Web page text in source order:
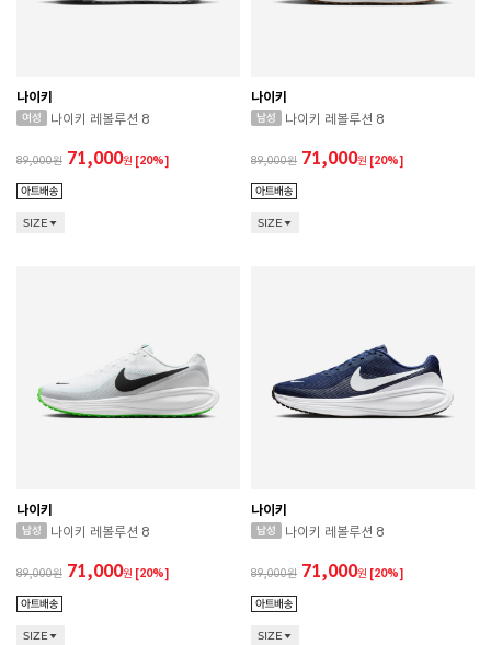
나이키
나이키 레볼루션 8
89,000 71,000원 [20%]
SIZE
나이키
나이키 레볼루션 8
89,000 71,000원 [20%]
SIZE
나이키
나이키 레볼루션 8
89,000 71,000원 [20%]
SIZE
나이키
나이키 레볼루션 8
89,000 71,000원 [20%]
SIZE